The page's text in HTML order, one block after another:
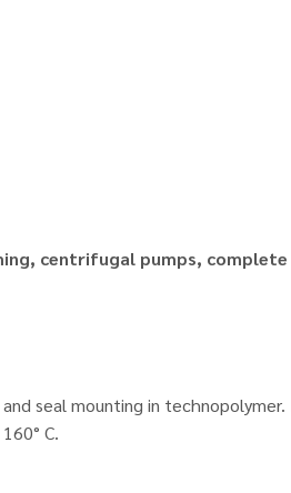
centrifugal pumps,
seal mounting in
C.